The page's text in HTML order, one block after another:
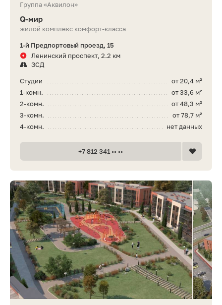
Группа «Аквилон»
Q-мир
жилой комплекс комфорт-класса
1-й Предпортовый проезд, 15
Ленинский проспект, 2.2 км
ЗСД
от 20,4 м²
Студии
от 33,6 м²
1-комн.
от 48,3 м²
2-комн.
от 78,7 м²
3-комн.
нет данных
4-комн.
+7 812 341 •• ••